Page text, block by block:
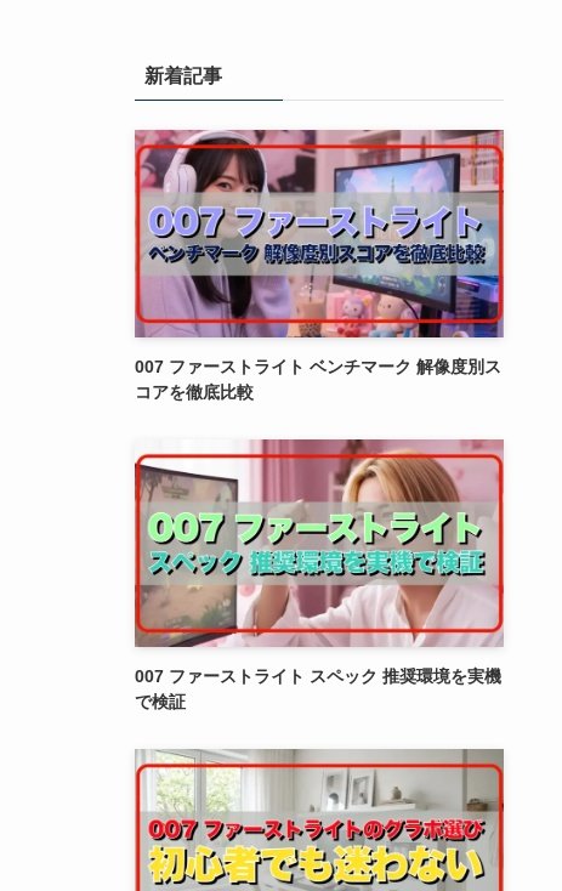
新着記事
007 ファーストライト ベンチマーク 解像度別ス
コアを徹底比較
007 ファーストライト スペック 推奨環境を実機
で検証